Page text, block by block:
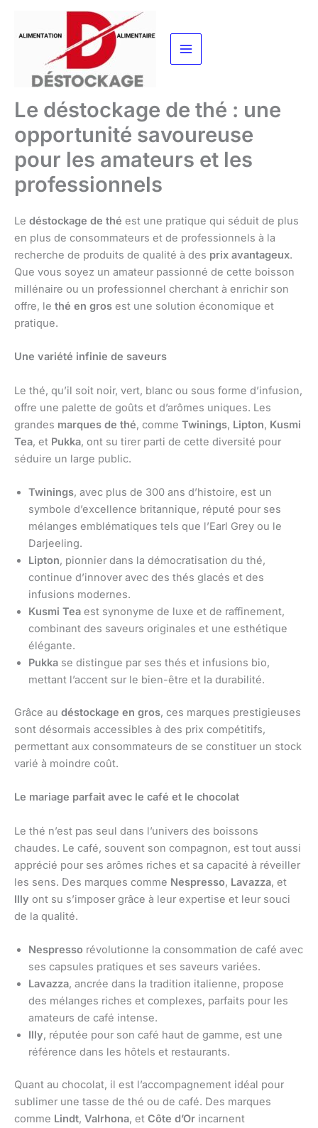
contenu
Le déstockage de thé : une
opportunité savoureuse
pour les amateurs et les
professionnels
Le déstockage de thé est une pratique qui séduit de plus
en plus de consommateurs et de professionnels à la
recherche de produits de qualité à des prix avantageux.
Que vous soyez un amateur passionné de cette boisson
millénaire ou un professionnel cherchant à enrichir son
offre, le thé en gros est une solution économique et
pratique.
Une variété infinie de saveurs
Le thé, qu’il soit noir, vert, blanc ou sous forme d’infusion,
offre une palette de goûts et d’arômes uniques. Les
grandes marques de thé, comme Twinings, Lipton, Kusmi
Tea, et Pukka, ont su tirer parti de cette diversité pour
séduire un large public.
Twinings, avec plus de 300 ans d’histoire, est un
symbole d’excellence britannique, réputé pour ses
mélanges emblématiques tels que l’Earl Grey ou le
Darjeeling.
Lipton, pionnier dans la démocratisation du thé,
continue d’innover avec des thés glacés et des
infusions modernes.
Kusmi Tea est synonyme de luxe et de raffinement,
combinant des saveurs originales et une esthétique
élégante.
Pukka se distingue par ses thés et infusions bio,
mettant l’accent sur le bien-être et la durabilité.
Grâce au déstockage en gros, ces marques prestigieuses
sont désormais accessibles à des prix compétitifs,
permettant aux consommateurs de se constituer un stock
varié à moindre coût.
Le mariage parfait avec le café et le chocolat
Le thé n’est pas seul dans l’univers des boissons
chaudes. Le café, souvent son compagnon, est tout aussi
apprécié pour ses arômes riches et sa capacité à réveiller
les sens. Des marques comme Nespresso, Lavazza, et
Illy ont su s’imposer grâce à leur expertise et leur souci
de la qualité.
Nespresso révolutionne la consommation de café avec
ses capsules pratiques et ses saveurs variées.
Lavazza, ancrée dans la tradition italienne, propose
des mélanges riches et complexes, parfaits pour les
amateurs de café intense.
Illy, réputée pour son café haut de gamme, est une
référence dans les hôtels et restaurants.
Quant au chocolat, il est l’accompagnement idéal pour
sublimer une tasse de thé ou de café. Des marques
comme Lindt, Valrhona, et Côte d’Or incarnent